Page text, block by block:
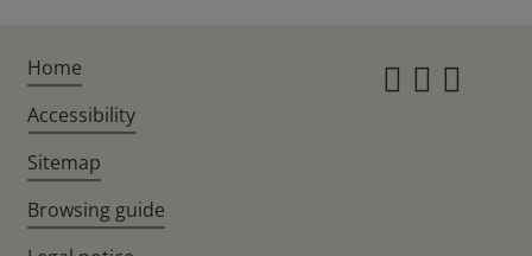
Home
Accessibility
Sitemap
Browsing guide